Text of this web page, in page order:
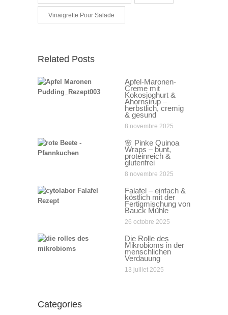
Vinaigrette Pour Salade
Related Posts
Apfel-Maronen-
Creme mit
Kokosjoghurt &
Ahornsirup –
herbstlich, cremig
& gesund
8 novembre 2025
🌸 Pinke Quinoa
Wraps – bunt,
proteinreich &
glutenfrei
8 novembre 2025
Falafel – einfach &
köstlich mit der
Fertigmischung von
Bauck Mühle
26 octobre 2025
Die Rolle des
Mikrobioms in der
menschlichen
Verdauung
13 juillet 2025
Categories